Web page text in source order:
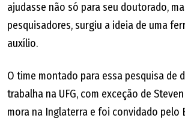
ajudasse não só para seu doutorado,
pesquisadores, surgiu a ideia de uma
auxílio.
O time montado para essa pesquisa de
trabalha na UFG, com exceção de
mora na Inglaterra e foi convidado pelo